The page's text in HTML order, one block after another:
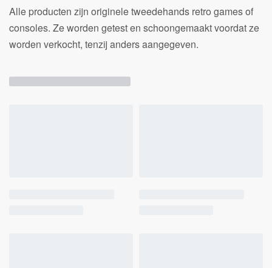
Alle producten zijn originele tweedehands retro games of
consoles. Ze worden getest en schoongemaakt voordat ze
worden verkocht, tenzij anders aangegeven.